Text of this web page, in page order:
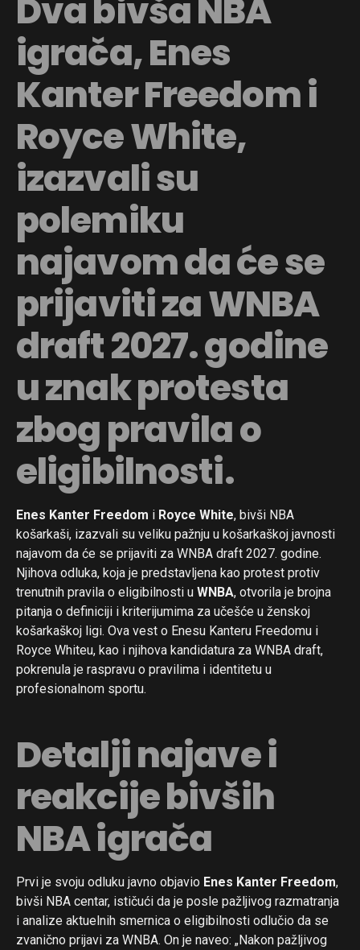
Dva bivša NBA
igrača, Enes
Kanter Freedom i
Royce White,
izazvali su
polemiku
najavom da će se
prijaviti za WNBA
draft 2027. godine
u znak protesta
zbog pravila o
eligibilnosti.
Enes Kanter Freedom i Royce White, bivši NBA
košarkaši, izazvali su veliku pažnju u košarkaškoj javnosti
najavom da će se prijaviti za WNBA draft 2027. godine.
Njihova odluka, koja je predstavljena kao protest protiv
trenutnih pravila o eligibilnosti u WNBA, otvorila je brojna
pitanja o definiciji i kriterijumima za učešće u ženskoj
košarkaškoj ligi. Ova vest o Enesu Kanteru Freedomu i
Royce Whiteu, kao i njihova kandidatura za WNBA draft,
pokrenula je raspravu o pravilima i identitetu u
profesionalnom sportu.
Detalji najave i
reakcije bivših
NBA igrača
Prvi je svoju odluku javno objavio Enes Kanter Freedom,
bivši NBA centar, ističući da je posle pažljivog razmatranja
i analize aktuelnih smernica o eligibilnosti odlučio da se
zvanično prijavi za WNBA. On je naveo: „Nakon pažljivog